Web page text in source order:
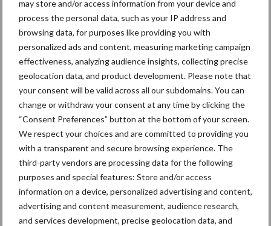
may store and/or access information from your device and
process the personal data, such as your IP address and
browsing data, for purposes like providing you with
personalized ads and content, measuring marketing campaign
effectiveness, analyzing audience insights, collecting precise
geolocation data, and product development. Please note that
your consent will be valid across all our subdomains. You can
change or withdraw your consent at any time by clicking the
“Consent Preferences” button at the bottom of your screen.
We respect your choices and are committed to providing you
with a transparent and secure browsing experience. The
third-party vendors are processing data for the following
purposes and special features: Store and/or access
information on a device, personalized advertising and content,
advertising and content measurement, audience research,
and services development, precise geolocation data, and
Primaire
Sidebar
Recent nieuws Partner nieuws
Grondstoffenmarkt blijft grillig:
droogte en geopolitiek houden
handel in de greep
Bedrijfsnieuws
Ligbox &
Voerhekken
Toon meer